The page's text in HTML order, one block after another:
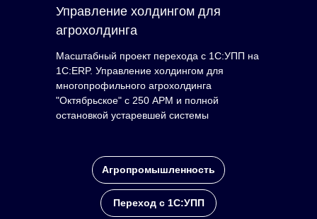
Управление холдингом для
агрохолдинга
Масштабный проект перехода с 1С:УПП на
1С:ERP. Управление холдингом для
многопрофильного агрохолдинга
"Октябрьское" с 250 АРМ и полной
остановкой устаревшей системы
Переход с 1С:УПП
Агропромышленность